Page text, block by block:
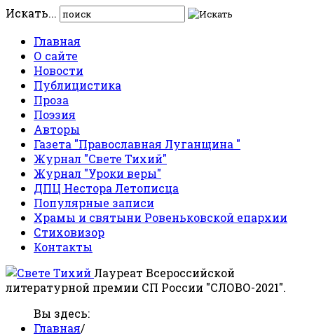
Искать...
Главная
О сайте
Новости
Публицистика
Проза
Поэзия
Авторы
Газета "Православная Луганщина "
Журнал "Свете Тихий"
Журнал "Уроки веры"
ДПЦ Нестора Летописца
Популярные записи
Храмы и святыни Ровеньковской епархии
Стиховизор
Контакты
Лауреат Всероссийской
литературной премии СП России "СЛОВО-2021".
Вы здесь:
Главная/